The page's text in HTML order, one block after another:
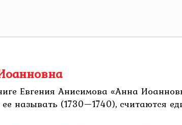
Евгения Анисимова «Анна
называть (1730—1740), считаются